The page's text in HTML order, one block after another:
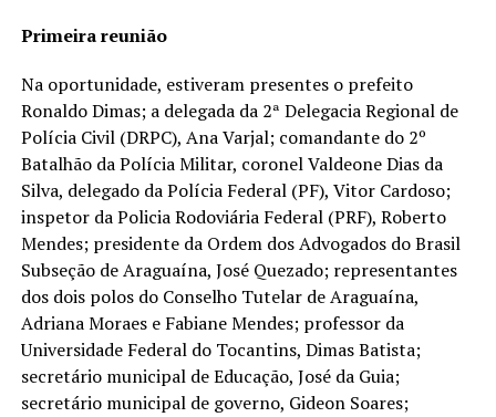
Primeira reunião
Na oportunidade, estiveram presentes o prefeito
Ronaldo Dimas; a delegada da 2ª Delegacia Regional de
Polícia Civil (DRPC), Ana Varjal; comandante do 2º
Batalhão da Polícia Militar, coronel Valdeone Dias da
Silva, delegado da Polícia Federal (PF), Vitor Cardoso;
inspetor da Policia Rodoviária Federal (PRF), Roberto
Mendes; presidente da Ordem dos Advogados do Brasil
Subseção de Araguaína, José Quezado; representantes
dos dois polos do Conselho Tutelar de Araguaína,
Adriana Moraes e Fabiane Mendes; professor da
Universidade Federal do Tocantins, Dimas Batista;
secretário municipal de Educação, José da Guia;
secretário municipal de governo, Gideon Soares;